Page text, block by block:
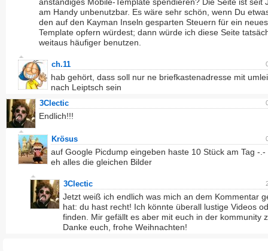
am Handy unbenutzbar. Es wäre sehr schön, wenn Du
den auf den Kayman Inseln gesparten Steuern für ein neues
Template opfern würdest; dann würde ich diese Seite
weitaus häufiger benutzen.
ch.11
hab gehört, dass soll nur ne briefkastenadresse mit
nach Leiptsch sein
3Clectic
Endlich!!!
Krösus
auf Google Picdump eingeben haste 10 Stück am Tag -.-
eh alles die gleichen Bilder
3Clectic
Jetzt weiß ich endlich was mich an dem Kommentar
hat: du hast recht! Ich könnte überall lustige Videos
finden. Mir gefällt es aber mit euch in der kommunity
Danke euch, frohe Weihnachten!